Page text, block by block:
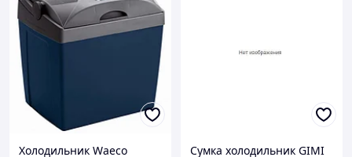
Холодильник Waeco Сумка холодильник GIMI